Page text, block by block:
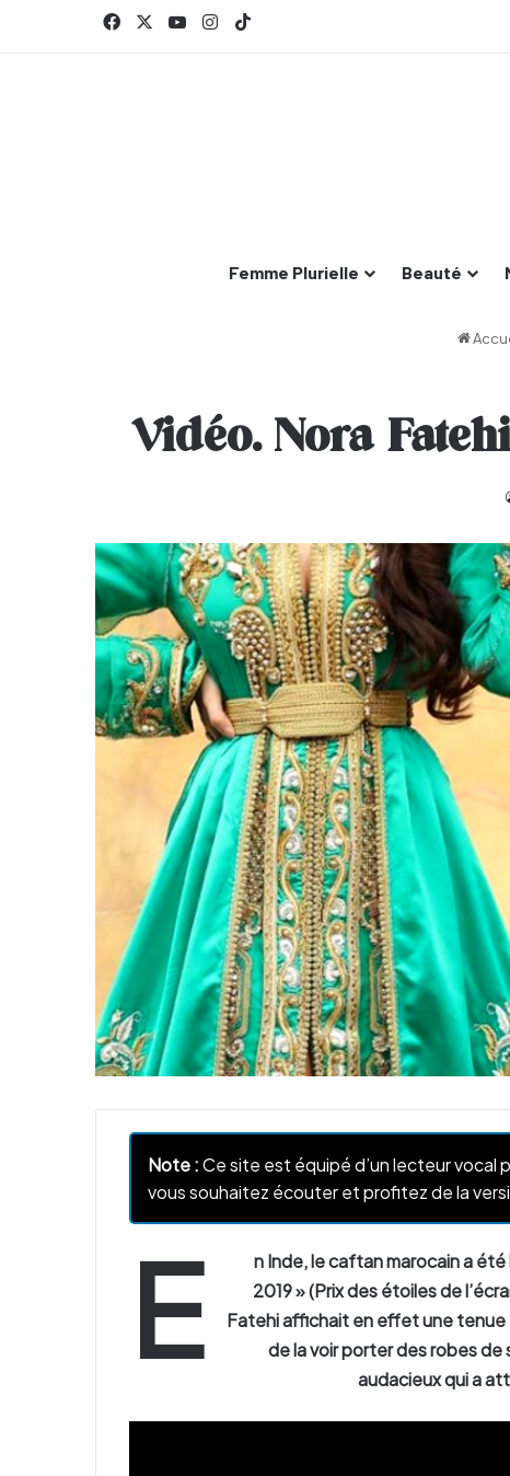
FacebookYouTubeInstagram
Femme Plurielle Beauté
Vidéo. Nora
Note :Ce site est équipé d’un lecteur
vous souhaitez écouter et profitez de la
E
n Inde, le caftan marocain a
2019 » (Prix des étoiles de
Fatehi affichait en effet une tenue
de la voir porter des robes
audacieux qui a